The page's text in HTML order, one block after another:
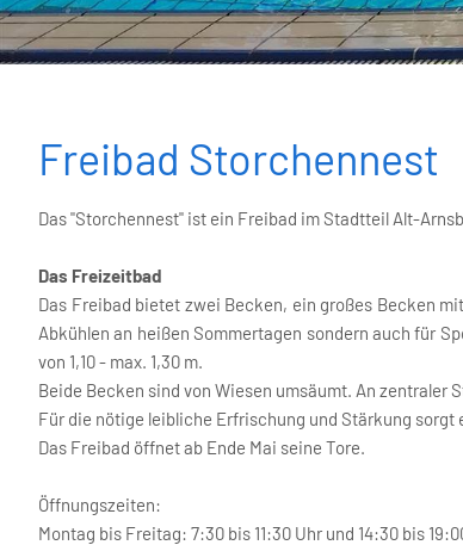
Freibad Storchennest
Das "Storchennest" ist ein Freibad im Stadtteil Alt-
Das Freizeitbad
Das Freibad bietet zwei Becken, ein großes Becken
Abkühlen an heißen Sommertagen sondern auch für
von 1,10 - max. 1,30 m.
Beide Becken sind von Wiesen umsäumt. An
Für die nötige leibliche Erfrischung und Stärkung
Das Freibad öffnet ab Ende Mai seine Tore.
Öffnungszeiten:
Montag bis Freitag: 7:30 bis 11:30 Uhr und 14:30 bis